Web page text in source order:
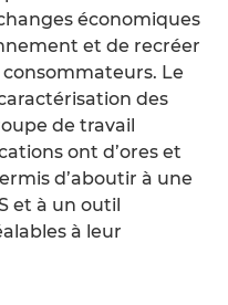
économiques
et de recréer
Le
des
de travail
ont d’ores et
d’aboutir à une
et à un outil
à leur